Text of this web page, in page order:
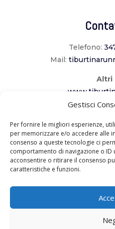
Gestisci
Per fornire le migliori esperienze,
per memorizzare e/o accedere alle
consenso a queste tecnologie ci
comportamento di navigazione o ID
acconsentire o ritirare il consenso
caratteristiche e funzioni.
Telefono:
Mail:
Altri
Copyright 2023 –